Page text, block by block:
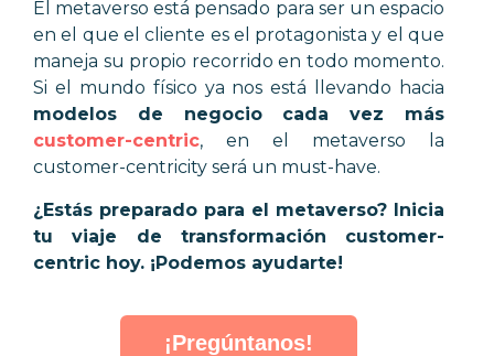
El metaverso está pensado para ser un espacio
en el que el cliente es el protagonista y el que
maneja su propio recorrido en todo momento.
Si el mundo físico ya nos está llevando hacia
modelos de negocio cada vez más
customer-centric, en el metaverso la
customer-centricity será un must-have.
¿Estás preparado para el metaverso? Inicia
tu viaje de transformación customer-
centric hoy. ¡Podemos ayudarte!
¡Pregúntanos!